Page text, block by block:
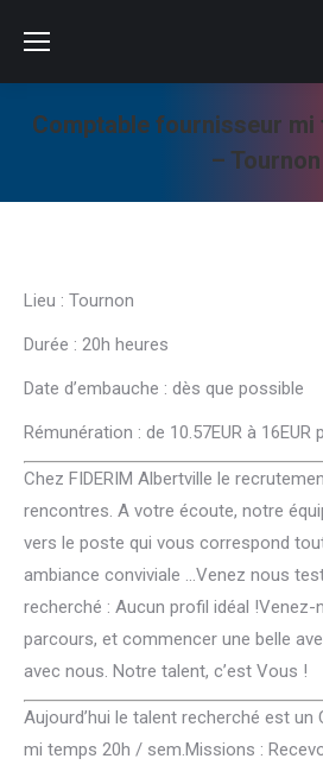
Comptable fournisseur mi
– Tournon
Lieu : Tournon
Durée : 20h heures
Date d’embauche : dès que possible
Rémunération : de 10.57EUR à 16EUR
Chez FIDERIM Albertville le
rencontres. A votre écoute, notre
vers le poste qui vous correspond
ambiance conviviale …Venez nous
recherché : Aucun profil idéal
parcours, et commencer une belle
avec nous. Notre talent, c’est Vous !
Aujourd’hui le talent recherché est
mi temps 20h / sem.Missions :